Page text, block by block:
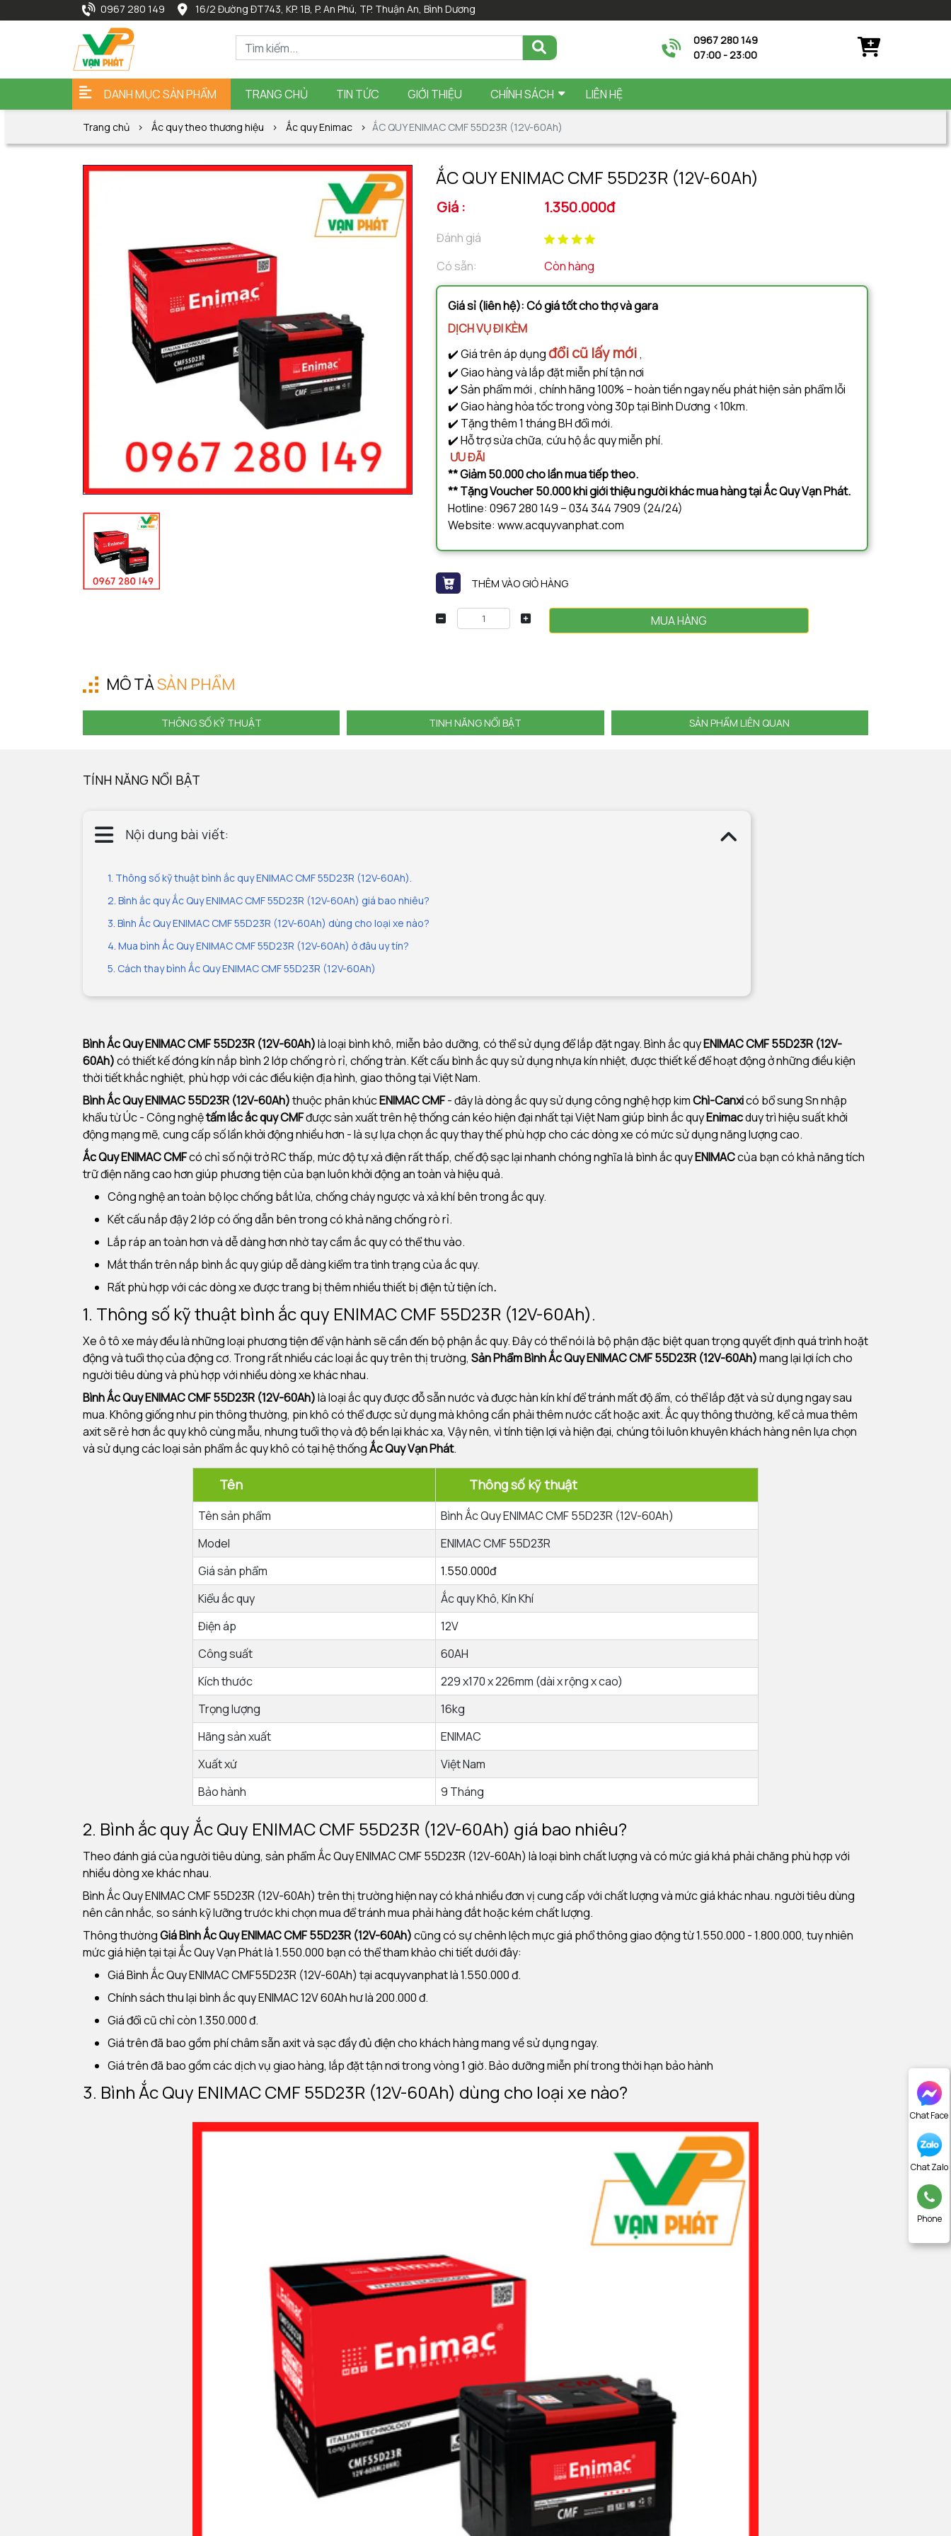
0967 280 149 16/2 Đường ĐT743, KP. 1B, P. An Phú, TP. Thuận An, Bình Dương
0967 280 149
07:00 - 23:00
DANH MỤC SẢN PHẨM TRANG CHỦ TIN TỨC GIỚI THIỆU CHÍNH SÁCH LIÊN HỆ
Chat Face
Chat Zalo
Phone
Trang chủ Ắc quy theo thương hiệu Ắc quy Enimac ẮC QUY ENIMAC CMF 55D23R (12V-60Ah)
ẮC QUY ENIMAC CMF 55D23R (12V-60Ah)
Giá : 1.350.000đ
Đánh giá
Có sẵn:
Còn hàng
Giá sỉ (liên hệ): Có giá tốt cho thợ và gara
DỊCH VỤ ĐI KÈM
✔️ Giá trên áp dụngđổi cũ lấy mới ,
✔️ Giao hàng và lắp đặt miễn phí tận nơi
✔️ Sản phẩm mới , chính hãng 100% – hoàn tiền ngay nếu phát hiện sản phẩm lỗi
✔️ Giao hàng hỏa tốc trong vòng 30p tại Bình Dương <10km.
✔️ Tặng thêm 1 tháng BH đổi mới.
✔️ Hỗ trợ sửa chữa, cứu hộ ắc quy miễn phí.
ƯU ĐÃI
** Giảm 50.000 cho lần mua tiếp theo.
** Tặng Voucher 50.000 khi giới thiệu người khác mua hàng tại Ắc Quy Vạn Phát.
Hotline: 0967 280 149 – 034 344 7909 (24/24)
Website: www.acquyvanphat.com
THÊM VÀO GIỎ HÀNG
MUA HÀNG
MÔ TẢSẢN PHẨM
THÔNG SỐ KỸ THUẬT TINH NĂNG NỔI BẬT SẢN PHẨM LIÊN QUAN
TÍNH NĂNG NỔI BẬT
Nội dung bài viết:
1. Thông số kỹ thuật bình ắc quy ENIMAC CMF 55D23R (12V-60Ah).
2. Bình ắc quy Ắc Quy ENIMAC CMF 55D23R (12V-60Ah) giá bao nhiêu?
3. Bình Ắc Quy ENIMAC CMF 55D23R (12V-60Ah) dùng cho loại xe nào?
4. Mua bình Ắc Quy ENIMAC CMF 55D23R (12V-60Ah) ở đâu uy tín?
5. Cách thay bình Ắc Quy ENIMAC CMF 55D23R (12V-60Ah)
Bình Ắc Quy ENIMAC CMF 55D23R (12V-60Ah)là loại bình khô, miễn bảo dưỡng, có thể sử dụng để lắp đặt ngay. Bình ắc quyENIMAC CMF 55D23R (12V-
60Ah)có thiết kế đóng kín nắp bình 2 lớp chống rò rỉ, chống tràn. Kết cấu bình ắc quy sử dụng nhựa kín nhiệt, được thiết kế để hoạt động ở những điều kiện
thời tiết khắc nghiệt, phù hợp với các điều kiện địa hình, giao thông tại Việt Nam.
Bình Ắc Quy ENIMAC 55D23R (12V-60Ah)thuộc phân khúcENIMAC CMF- đây là dòng ắc quy sử dụng công nghệ hợp kimChì-Canxicó bổ sung Sn nhập
khẩu từ Úc - Công nghệtấm lắc ắc quy CMFđược sản xuất trên hệ thống cán kéo hiện đại nhất tại Việt Nam giúp bình ắc quyEnimacduy trì hiệu suất khởi
động mạng mẽ, cung cấp số lần khởi động nhiều hơn - là sự lựa chọn ắc quy thay thế phù hợp cho các dòng xe có mức sử dụng năng lượng cao.
Ắc Quy ENIMAC CMFcó chỉ số nội trở RC thấp, mức độ tự xả điện rất thấp, chế độ sạc lại nhanh chóng nghĩa là bình ắc quyENIMACcủa bạn có khả năng tích
trữ điện năng cao hơn giúp phương tiện của bạn luôn khởi động an toàn và hiệu quả.
Công nghệ an toàn bộ lọc chống bắt lửa, chống cháy ngược và xả khí bên trong ắc quy.
Kết cấu nắp đậy 2 lớp có ống dẫn bên trong có khả năng chống rò rỉ.
Lắp ráp an toàn hơn và dễ dàng hơn nhờ tay cầm ắc quy có thể thu vào.
Mắt thần trên nắp bình ắc quy giúp dễ dàng kiểm tra tình trạng của ắc quy.
Rất phù hợp với các dòng xe được trang bị thêm nhiều thiết bị điện tử tiện ích.
1. Thông số kỹ thuật bình ắc quy ENIMAC CMF 55D23R (12V-60Ah).
Xe ô tô xe máy đều là những loại phương tiện để vận hành sẽ cần đến bộ phận ắc quy. Đây có thể nói là bộ phận đặc biệt quan trọng quyết định quá trình hoặt
động và tuổi thọ của động cơ. Trong rất nhiều các loại ắc quy trên thị trường, Sản Phẩm Bình Ắc Quy ENIMAC CMF 55D23R (12V-60Ah)mang lại lợi ích cho
người tiêu dùng và phù hợp với nhiều dòng xe khác nhau.
Bình Ắc Quy ENIMAC CMF 55D23R (12V-60Ah)là loại ắc quy được đỗ sẵn nước và được hàn kín khí để tránh mất độ ẩm, có thể lắp đặt và sử dụng ngay sau
mua. Không giống như pin thông thường, pin khô có thể được sử dụng mà không cần phải thêm nước cất hoặc axit. Ắc quy thông thường, kể cả mua thêm
axit sẽ rẻ hơn ắc quy khô cùng mẫu, nhưng tuổi thọ và độ bền lại khác xa, Vậy nên, vì tính tiện lợi và hiện đại, chúng tôi luôn khuyên khách hàng nên lựa chọn
và sử dụng các loại sản phẩm ắc quy khô có tại hệ thốngẮc Quy Vạn Phát.
Tên Thông số kỹ thuật
Tên sản phẩm
Bình Ắc Quy ENIMAC CMF 55D23R (12V-60Ah)
Model
ENIMAC CMF 55D23R
Giá sản phẩm
1.550.000đ
Kiểu ắc quy
Ắc quy Khô, Kín Khí
Điện áp
12V
Công suất
60AH
Kích thước
229 x170 x 226mm (dài x rộng x cao)
Trọng lượng
16kg
Hãng sản xuất
ENIMAC
Xuất xứ
Việt Nam
Bảo hành
9 Tháng
2. Bình ắc quyẮc Quy ENIMAC CMF 55D23R (12V-60Ah) giá bao nhiêu?
Theo đánh giá của người tiêu dùng, sản phẩm Ắc Quy ENIMAC CMF 55D23R (12V-60Ah) là loại bình chất lượng và có mức giá khá phải chăng phù hợp với
nhiều dòng xe khác nhau.
Bình Ắc Quy ENIMAC CMF 55D23R (12V-60Ah) trên thị trường hiện nay có khá nhiều đơn vị cung cấp với chất lượng và mức giá khác nhau. người tiêu dùng
nên cân nhắc, so sánh kỹ lưỡng trước khi chọn mua để tránh mua phải hàng đắt hoặc kém chất lượng.
Thông thườngGiá Bình Ắc Quy ENIMAC CMF 55D23R (12V-60Ah)cũng có sự chênh lệch mực giá phổ thông giao động từ 1.550.000 - 1.800.000, tuy nhiên
mức giá hiện tại tại Ắc Quy Vạn Phát là 1.550.000 bạn có thể tham khảo chi tiết dưới đây:
Giá Bình Ắc Quy ENIMAC CMF55D23R (12V-60Ah) tại acquyvanphat là 1.550.000 đ.
Chính sách thu lại bình ắc quy ENIMAC 12V 60Ah hư là 200.000 đ.
Giá đổi cũ chỉ còn 1.350.000 đ.
Giá trên đã bao gồm phí châm sẵn axit và sạc đầy đủ điện cho khách hàng mang về sử dụng ngay.
Giá trên đã bao gồm các dịch vụ giao hàng, lắp đặt tận nơi trong vòng 1 giờ. Bảo dưỡng miễn phí trong thời hạn bảo hành
3. Bình Ắc Quy ENIMAC CMF 55D23R (12V-60Ah) dùng cho loại xe nào?